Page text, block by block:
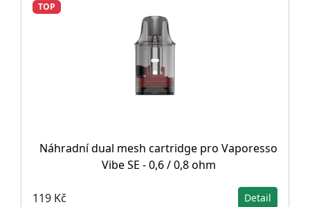
TOP
Náhradní dual mesh cartridge pro Vaporesso
Vibe SE - 0,6 / 0,8 ohm
119 Kč Detail